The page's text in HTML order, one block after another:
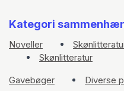
Kategori
Noveller
Skønlitteratur
Gavebøger
Diverse